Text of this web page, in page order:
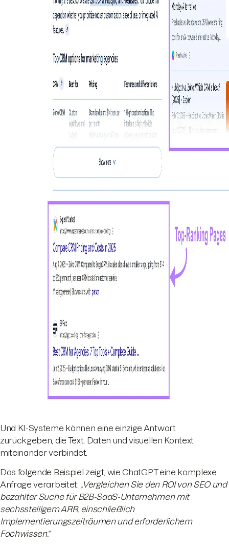
Und KI-Systeme können eine einzige Antwort
zurückgeben, die Text, Daten und visuellen Kontext
miteinander verbindet.
Das folgende Beispiel zeigt, wie ChatGPT eine komplexe
Anfrage verarbeitet: „Vergleichen Sie den ROI von SEO und
bezahlter Suche für B2B-SaaS-Unternehmen mit
sechsstelligem ARR, einschließlich
Implementierungszeiträumen und erforderlichem
Fachwissen.“